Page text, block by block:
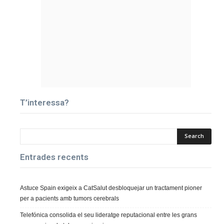
T’interessa?
Entrades recents
Astuce Spain exigeix a CatSalut desbloquejar un tractament pioner
per a pacients amb tumors cerebrals
Telefónica consolida el seu lideratge reputacional entre les grans